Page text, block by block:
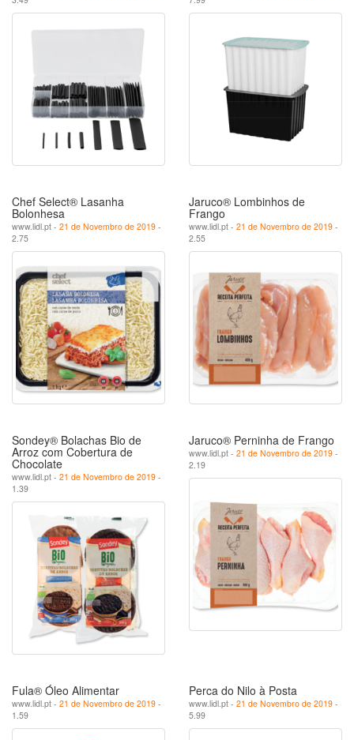
Chef Select® Lasanha
Bolonhesa
www.lidl.pt - 21 de Novembro de 2019 -
2.75
Jaruco® Lombinhos de
Frango
www.lidl.pt - 21 de Novembro de 2019 -
2.55
Sondey® Bolachas Bio de
Arroz com Cobertura de
Chocolate
www.lidl.pt - 21 de Novembro de 2019 -
1.39
Jaruco® Perninha de Frango
www.lidl.pt - 21 de Novembro de 2019 -
2.19
Fula® Óleo Alimentar
www.lidl.pt - 21 de Novembro de 2019 -
1.59
Perca do Nilo à Posta
www.lidl.pt - 21 de Novembro de 2019 -
5.99